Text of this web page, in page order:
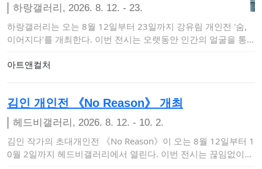
하랑갤러리, 2026. 8. 12. - 23.
하랑갤러리는 오는 8월 12일부터 23일까지 강유림 개인전 '숨,
이어지다'를 개최한다. 이번 전시는 오랫동안 인간의 얼굴을 통
아트앤컬처
김인 개인전 《No Reason》 개최
헤드비갤러리, 2026. 8. 12. - 10. 2.
김인 작가의 초대개인전 《No Reason》이 오는 8월 12일부터 1
0월 2일까지 헤드비갤러리에서 열린다. 이번 전시는 끊임없이